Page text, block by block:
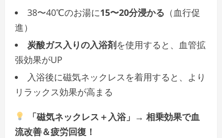
38〜40℃のお湯に15〜20分浸かる （血行促
進）
炭酸ガス入りの入浴剤を使用すると、血管拡
張効果がUP
入浴後に磁気ネックレスを着用すると、より
リラックス効果が高まる
「磁気ネックレス＋入浴」→ 相乗効果で血
流改善＆疲労回復！